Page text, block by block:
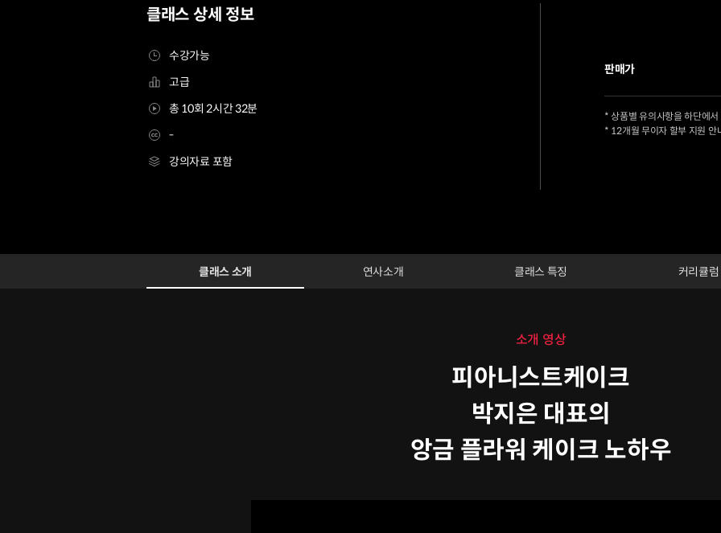
클래스 상세 정보
수강가능
고급
총 10회 2시간 32분
-
강의자료 포함
판매가
* 상품별 유의사항을 하단에
* 12개월 무이자 할부 지원 안
Configuration Information Shortcuts클래스 소개 연사소개 클래스 특징
커리큘럼
소개 영상
피아니스트케이크
박지은 대표의
앙금 플라워 케이크 노하우